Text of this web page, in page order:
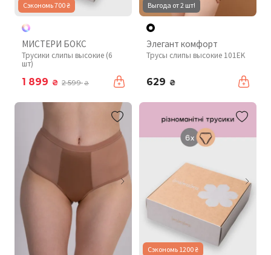
Сэкономь 700 ₴
МИСТЕРИ БОКС
Трусики слипы высокие (6
шт)
1 899 ₴ 2 599₴
Выгода от 2 шт!
Элегант комфорт
Трусы слипы высокие 101EK
629 ₴
Сэкономь 1200 ₴